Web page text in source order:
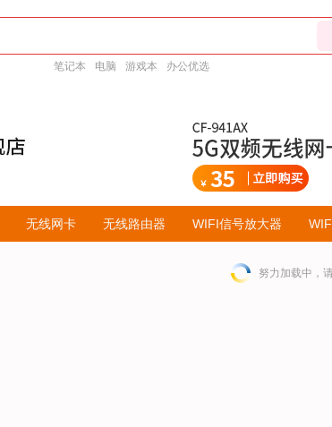
笔记本 电脑 游戏本 办公优选
无线网卡 无线路由器 WIFI信号放大器
努力加载中，